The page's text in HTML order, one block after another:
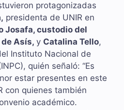
protagonizadas
presidenta de UNIR en
Josafa, custodio del
Asís, y Catalina Tello,
Instituto Nacional de
quién señaló: “Es
estar presentes en este
con quienes también
académico.